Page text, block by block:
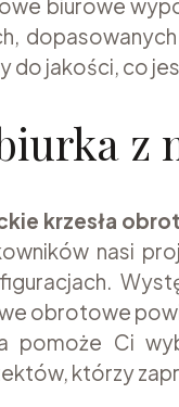
do jakości, co
krzesła
nasi
obrotowe
pomoże Ci
którzy